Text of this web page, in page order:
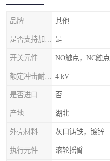
品牌 其他
是
开关元件 NO触点，NC触点
4 kV
是否进口 否
产地 湖北
外壳材料 灰口铸铁，镀锌
执行元件 滚轮摇臂